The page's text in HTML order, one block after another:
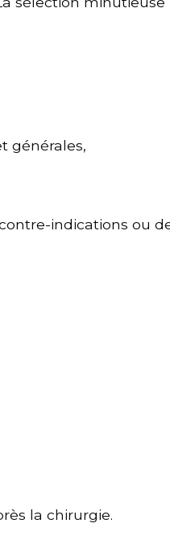
générales,
indications ou
la chirurgie.